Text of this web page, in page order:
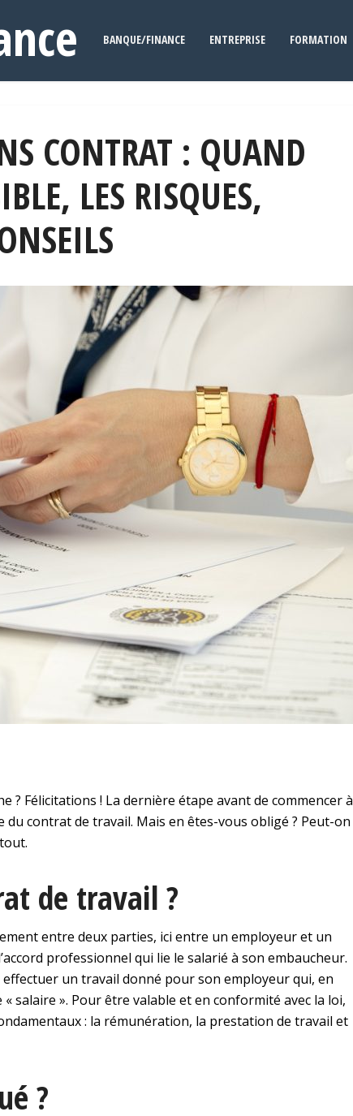
BANQUE/FINANCE ENTREPRISE FORMATION
CONTRAT : QUAND
LES RISQUES,
? Félicitations ! La dernière étape avant de commencer à
contrat de travail. Mais en êtes-vous obligé ? Peut-on
de travail ?
entre deux parties, ici entre un employeur et un
professionnel qui lie le salarié à son embaucheur.
effectuer un travail donné pour son employeur qui, en
salaire ». Pour être valable et en conformité avec la loi,
: la rémunération, la prestation de travail et
?